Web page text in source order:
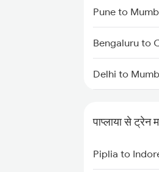
Pune to
Bengaluru to
Delhi to
Mumbai to
पाप्लाया से ट्रेन
Piplia to